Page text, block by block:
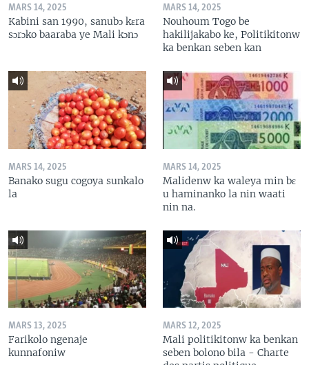
MARS 14, 2025
Kabini san 1990, sanubɔ kɛra
sɔrɔko baaraba ye Mali kɔnɔ
MARS 14, 2025
Nouhoum Togo be
hakilijakabo ke, Politikitonw
ka benkan seben kan
MARS 14, 2025
Banako sugu cogoya sunkalo
la
MARS 14, 2025
Malidenw ka waleya min bɛ
u haminanko la nin waati
nin na.
MARS 13, 2025
Farikolo ngenaje
kunnafoniw
MARS 12, 2025
Mali politikitonw ka benkan
seben bolono bila - Charte